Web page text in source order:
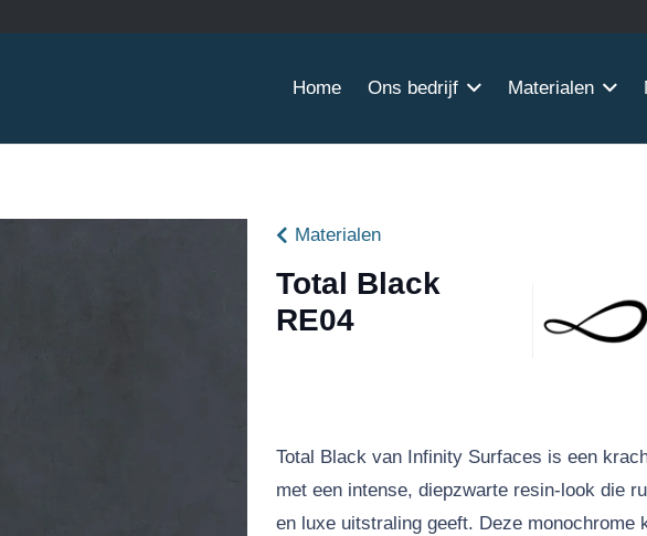
Home Ons bedrijf Materialen
Materialen
Total Black
RE04
Total Black van Infinity Surfaces is een
met een intense, diepzwarte resin-look die
en luxe uitstraling geeft. Deze monochrome